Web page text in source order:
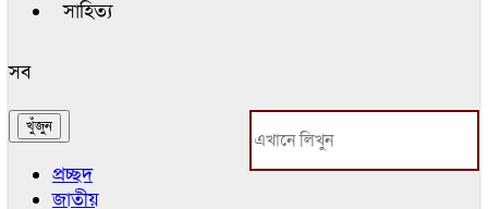
সাহিত্য
সব
প্রচ্ছদ
জাতীয়